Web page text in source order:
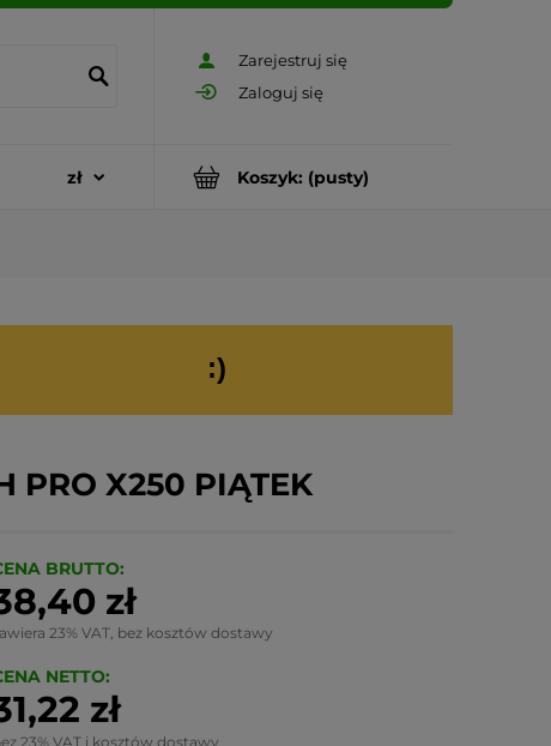
Zarejestruj się
Zaloguj się
Koszyk: (pusty)
:)
PRO X250 PIĄTEK
BRUTTO:
zł
23% VAT, bez kosztów dostawy
NETTO:
zł
23% VAT i kosztów dostawy